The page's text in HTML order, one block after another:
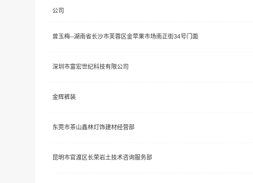
公司
曾玉梅--湖南省长沙市芙蓉区金苹果市场南正街34号门面
深圳市富宏世纪科技有限公司
金辉裤装
东莞市茶山鑫林灯饰建材经营部
昆明市官渡区长荣岩土技术咨询服务部